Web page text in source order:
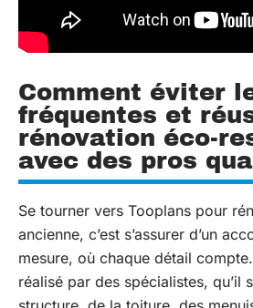
Comment éviter
fréquentes et
rénovation éco-
avec des pros
Se tourner vers Tooplans pour
ancienne, c’est s’assurer d’un
mesure, où chaque détail
réalisé par des spécialistes, qu’il